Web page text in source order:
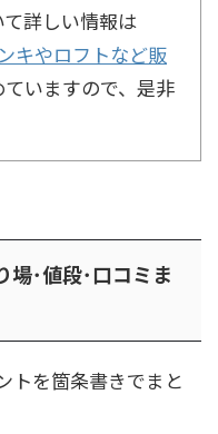
詳しい情報は
キやロフトなど販
いますので、是非
･値段･口コミま
トを箇条書きでまと